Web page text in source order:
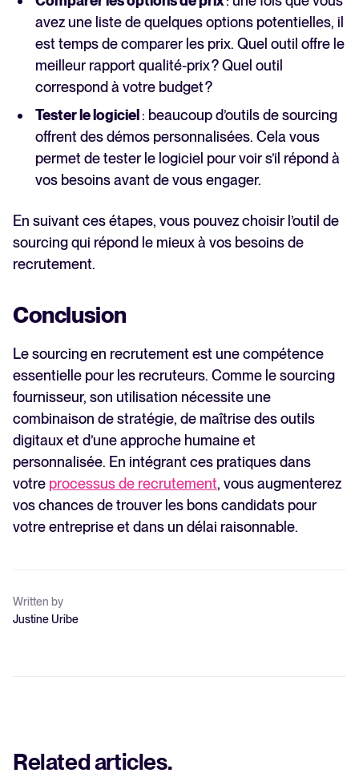
avez une liste de quelques options potentielles, il
est temps de comparer les prix. Quel outil offre le
meilleur rapport qualité-prix ? Quel outil
correspond à votre budget ?
Tester le logiciel : beaucoup d’outils de sourcing
offrent des démos personnalisées. Cela vous
permet de tester le logiciel pour voir s’il répond à
vos besoins avant de vous engager.
En suivant ces étapes, vous pouvez choisir l’outil de
sourcing qui répond le mieux à vos besoins de
recrutement.
Conclusion
Le sourcing en recrutement est une compétence
essentielle pour les recruteurs. Comme le sourcing
fournisseur, son utilisation nécessite une
combinaison de stratégie, de maîtrise des outils
digitaux et d’une approche humaine et
personnalisée. En intégrant ces pratiques dans
votre processus de recrutement, vous augmenterez
vos chances de trouver les bons candidats pour
votre entreprise et dans un délai raisonnable.
Written by
Justine Uribe
Related articles.